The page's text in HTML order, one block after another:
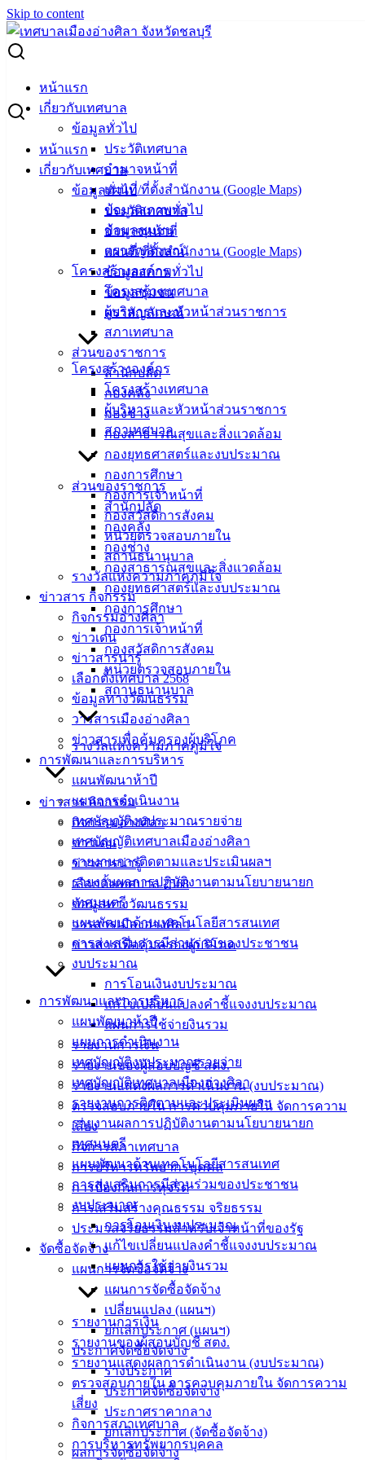
Skip to content
หน้าแรก
เกี่ยวกับเทศบาล
ข้อมูลทั่วไป
ประวัติเทศบาล
อำนาจหน้าที่
แผนที่/ที่ตั้งสำนักงาน (Google Maps)
ข้อมูลสภาพทั่วไป
ข้อมูลชุมชน
ตราสัญลักษณ์
โครงสร้างองค์กร
โครงสร้างเทศบาล
ผู้บริหารและหัวหน้าส่วนราชการ
สภาเทศบาล
ส่วนของราชการ
สำนักปลัด
กองคลัง
กองช่าง
กองสาธารณสุขและสิ่งแวดล้อม
กองยุทธศาสตร์และงบประมาณ
กองการศึกษา
กองการเจ้าหน้าที่
กองสวัสดิการสังคม
หน่วยตรวจสอบภายใน
สถานธนานุบาล
รางวัลแห่งความภาคภูมิใจ
ข่าวสาร กิจกรรม
กิจกรรมอ่างศิลา
ข่าวเด่น
ข่าวสารน่ารู้
เลือกตั้งเทศบาล 2568
ข้อมูลทางวัฒนธรรม
วารสารเมืองอ่างศิลา
ข่าวสารเพื่อคุ้มครองผู้บริโภค
การพัฒนาและการบริหาร
แผนพัฒนาห้าปี
แผนการดำเนินงาน
เทศบัญญัติงบประมาณรายจ่าย
เทศบัญญัติเทศบาลเมืองอ่างศิลา
รายงานการติดตามและประเมินผลฯ
รายงานผลการปฏิบัติงานตามนโยบายนายก
เทศมนตรี
แผนพัฒนาด้านเทคโนโลยีสารสนเทศ
การส่งเสริมการมีส่วนร่วมของประชาชน
งบประมาณ
การโอนเงินงบประมาณ
แก้ไขเปลี่ยนแปลงคำชี้แจงงบประมาณ
แผนการใช้จ่ายงินรวม
รายงานการเงิน
รายงานของผู้สอบบัญชี สตง.
รายงานแสดงผลการดำเนินงาน (งบประมาณ)
ตรวจสอบภายใน การควบคุมภายใน จัดการความ
เสี่ยง
กิจการสภาเทศบาล
การบริหารทรัพยากรบุคคล
การป้องกันการทุจริต
การเสริมสร้างคุณธรรม จริยธรรม
ประมวลจริยธรรมสำหรับเจ้าหน้าที่ของรัฐ
จัดซื้อจัดจ้าง
แผนการจัดซื้อจัดจ้าง
แผนการจัดซื้อจัดจ้าง
เปลี่ยนแปลง (แผนฯ)
ยกเลิกประกาศ (แผนฯ)
ประกาศจัดซื้อจัดจ้าง
ร่างประกาศ
ประกาศจัดซื้อจัดจ้าง
ประกาศราคากลาง
ยกเลิกประกาศ (จัดซื้อจัดจ้าง)
ผลการจัดซื้อจัดจ้าง
หน้าแรก
เกี่ยวกับเทศบาล
ข้อมูลทั่วไป
ประวัติเทศบาล
อำนาจหน้าที่
แผนที่/ที่ตั้งสำนักงาน (Google Maps)
ข้อมูลสภาพทั่วไป
ข้อมูลชุมชน
ตราสัญลักษณ์
โครงสร้างองค์กร
โครงสร้างเทศบาล
ผู้บริหารและหัวหน้าส่วนราชการ
สภาเทศบาล
ส่วนของราชการ
สำนักปลัด
กองคลัง
กองช่าง
กองสาธารณสุขและสิ่งแวดล้อม
กองยุทธศาสตร์และงบประมาณ
กองการศึกษา
กองการเจ้าหน้าที่
กองสวัสดิการสังคม
หน่วยตรวจสอบภายใน
สถานธนานุบาล
รางวัลแห่งความภาคภูมิใจ
ข่าวสาร กิจกรรม
กิจกรรมอ่างศิลา
ข่าวเด่น
ข่าวสารน่ารู้
เลือกตั้งเทศบาล 2568
ข้อมูลทางวัฒนธรรม
วารสารเมืองอ่างศิลา
ข่าวสารเพื่อคุ้มครองผู้บริโภค
การพัฒนาและการบริหาร
แผนพัฒนาห้าปี
แผนการดำเนินงาน
เทศบัญญัติงบประมาณรายจ่าย
เทศบัญญัติเทศบาลเมืองอ่างศิลา
รายงานการติดตามและประเมินผลฯ
รายงานผลการปฏิบัติงานตามนโยบายนายก
เทศมนตรี
แผนพัฒนาด้านเทคโนโลยีสารสนเทศ
การส่งเสริมการมีส่วนร่วมของประชาชน
งบประมาณ
การโอนเงินงบประมาณ
แก้ไขเปลี่ยนแปลงคำชี้แจงงบประมาณ
แผนการใช้จ่ายงินรวม
รายงานการเงิน
รายงานของผู้สอบบัญชี สตง.
รายงานแสดงผลการดำเนินงาน (งบประมาณ)
ตรวจสอบภายใน การควบคุมภายใน จัดการความ
เสี่ยง
กิจการสภาเทศบาล
การบริหารทรัพยากรบุคคล
Search for:
กำหนดให้มีการปฏิบัติงานนอกสถานที่ตั้ง (Work from home)
ของพนักงานเทศบาล ตั้งแต่วันที่ 9 -13 มีนาคม 2565 และจะเปิด
ให้บริการปกติในวันที่ 14 มีนาคม 2565
กำหนดให้มีการปฏิบัติงานนอกสถานที่ตั้ง
(Work from home) ของพนักงานเทศบาล
ตั้งแต่วันที่ 9 -13 มีนาคม 2565 และจะเปิด
ให้บริการปกติในวันที่ 14 มีนาคม 2565
มีนาคม 8, 2022มีนาคม 8, 2022 vichakarn
ประกาศเทศบาลเมืองอ่างศิลา ตามที่เทศบาลเมืองอ่างศิลา ได้มี
บุคลากรของเทศบาลเมืองอ่างศิลา (บางส่วน) ได้ติดเชื้อไวรัส
โคโรนา 2019 หรือโควิด-19 และบางส่วนเป็นผู้สัมผัสเสี่ยงสูง
เทศบาลเมืองอ่างศิลา จึงกำหนดให้มีการปฏิบัติงานนอกสถานที่
ตั้ง (Work from home) ของพนักงานเทศบาล ตั้งแต่วันที่ 9 -13
มีนาคม 2565 และจะเปิดให้บริการปกติในวันที่ 14 มีนาคม 2565
หากมีเรื่องจำเป็นเร่งด่วน สามารถติดต่อได้ที่เบอร์ 094-848-9999
ผู้อำนวยการกองสาธารณสุขและสิ่งแวดล้อม
เทศบาล
เมืองอ่าง
เทศบาลเมือง
อ่างศิลา 90/338
ม.3 ต.เสม็ด
อ.เมือง จ.ชลบุรี
038-
142-100-104
บริการ
ประชาชน
ดาวน์โหลด
สำหรับ
ประชาชน/
คู่มือการ
ปฏิบัติ
ข่าวสาร
ข้อมูล
ข่าวสาร
อิเล็กทรอนิกส์
ความรู้
(Knowledge
Management)
เทศบาล